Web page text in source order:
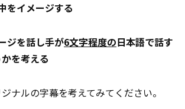
をイメージする
ジを話し手が6文字程度の日本語で話す
を考える
ナルの字幕を考えてみてください。